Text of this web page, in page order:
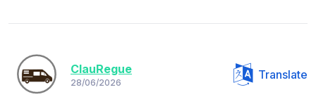
ClauRegue
28/06/2026
Translate